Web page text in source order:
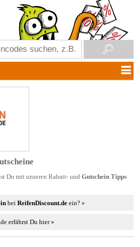
Du mit unseren Rabatt- und Gutschein Tipps
beiReifenDiscount.de ein? »
erfährst Du hier »